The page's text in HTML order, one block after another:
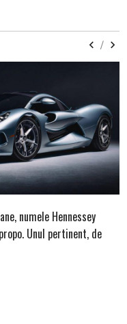
/
numele Hennessey
Unul pertinent, de